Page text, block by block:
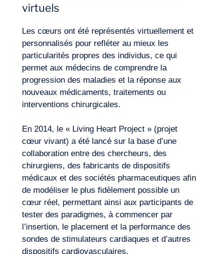
Notre aventure
virtuels
Les cœurs ont été représentés virtuellement et
personnalisés pour refléter au mieux les
particularités propres des individus, ce qui
permet aux médecins de comprendre la
progression des maladies et la réponse aux
nouveaux médicaments, traitements ou
interventions chirurgicales.
En 2014, le « Living Heart Project » (projet
cœur vivant) a été lancé sur la base d’une
collaboration entre des chercheurs, des
chirurgiens, des fabricants de dispositifs
médicaux et des sociétés pharmaceutiques afin
de modéliser le plus fidèlement possible un
cœur réel, permettant ainsi aux participants de
tester des paradigmes, à commencer par
l’insertion, le placement et la performance des
sondes de stimulateurs cardiaques et d’autres
dispositifs cardiovasculaires.